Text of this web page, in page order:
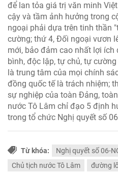
để lan tỏa giá trị văn minh
cậy và tầm ảnh hưởng trong
ngoại phải dựa trên tinh thần
cường; thứ 4, Đối ngoại vươn
mới, bảo đảm cao nhất lợi ích
bình, độc lập, tự chủ, tự
là trung tâm của mọi chính
đồng quốc tế là trách nhiệm;
sự nghiệp của toàn Đảng,
nước Tô Lâm chỉ đạo 5 định
trong tổ chức Nghị quyết số
Từ khóa: Nghị quyết số 06-
Chủ tịch nước Tô Lâm
đường